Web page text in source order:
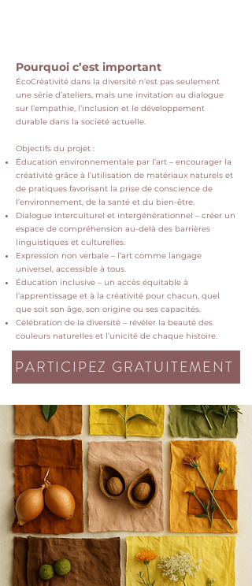
Pourquoi c’est important
ÉcoCréativité dans la diversité n’est pas seulement
une série d’ateliers, mais une invitation au dialogue
sur l’empathie, l’inclusion et le développement
durable dans la société actuelle.
Objectifs du projet :
Éducation environnementale par l’art – encourager la
créativité grâce à l’utilisation de matériaux naturels et
de pratiques favorisant la prise de conscience de
l’environnement, de la santé et du bien-être.
Dialogue interculturel et intergénérationnel – créer un
espace de compréhension au-delà des barrières
linguistiques et culturelles.
Expression non verbale – l’art comme langage
universel, accessible à tous.
Éducation inclusive – un accès équitable à
l’apprentissage et à la créativité pour chacun, quel
que soit son âge, son origine ou ses capacités.
Célébration de la diversité – révéler la beauté des
couleurs naturelles et l’unicité de chaque histoire.
PARTICIPEZ GRATUITEMENT